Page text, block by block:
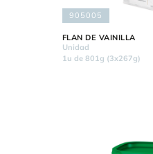
905005
FLAN DE VAINILLA
Unidad
1u de 801g (3x267g)